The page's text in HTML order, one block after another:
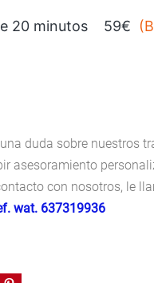
20 minutos 59€
duda sobre nuestros
asesoramiento
con nosotros, le
wat. 637319936